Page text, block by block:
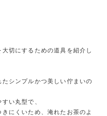
切にするための道具を紹介し
シンプルかつ美しい佇まいの
い丸型で、
にくいため、淹れたお茶のよ